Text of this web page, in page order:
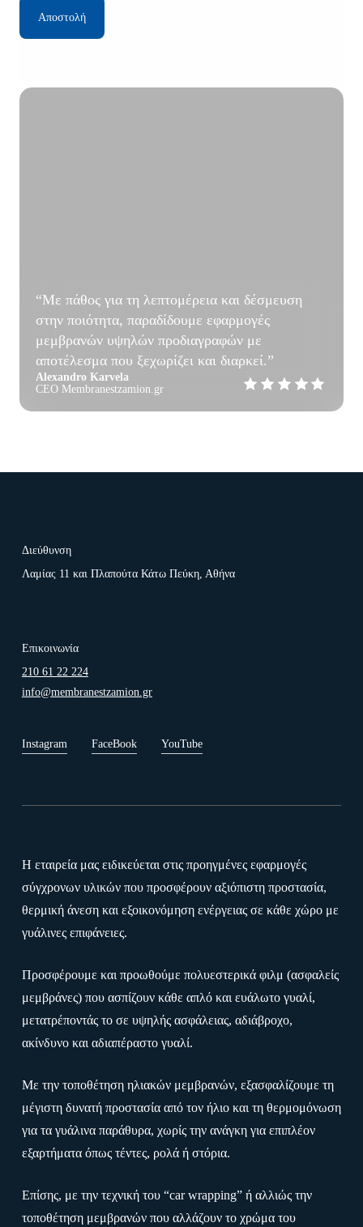
Αποστολή
“Με πάθος για τη λεπτομέρεια και δέσμευση
στην ποιότητα, παραδίδουμε εφαρμογές
μεμβρανών υψηλών προδιαγραφών με
αποτέλεσμα που ξεχωρίζει και διαρκεί.”
Alexandro Karvela
CEO Membranestzamion.gr
Διεύθυνση
Λαμίας 11 και Πλαπούτα Κάτω Πεύκη, Αθήνα
Επικοινωνία
210 61 22 224
info@membranestzamion.gr
Instagram FaceBook YouTube
Η εταιρεία μας ειδικεύεται στις προηγμένες εφαρμογές
σύγχρονων υλικών που προσφέρουν αξιόπιστη προστασία,
θερμική άνεση και εξοικονόμηση ενέργειας σε κάθε χώρο με
γυάλινες επιφάνειες.
Προσφέρουμε και προωθούμε πολυεστερικά φιλμ (ασφαλείς
μεμβράνες) που ασπίζουν κάθε απλό και ευάλωτο γυαλί,
μετατρέποντάς το σε υψηλής ασφάλειας, αδιάβροχο,
ακίνδυνο και αδιαπέραστο γυαλί.
Με την τοποθέτηση ηλιακών μεμβρανών, εξασφαλίζουμε τη
μέγιστη δυνατή προστασία από τον ήλιο και τη θερμομόνωση
για τα γυάλινα παράθυρα, χωρίς την ανάγκη για επιπλέον
εξαρτήματα όπως τέντες, ρολά ή στόρια.
Επίσης, με την τεχνική του “car wrapping” ή αλλιώς την
τοποθέτηση μεμβρανών που αλλάζουν το χρώμα του